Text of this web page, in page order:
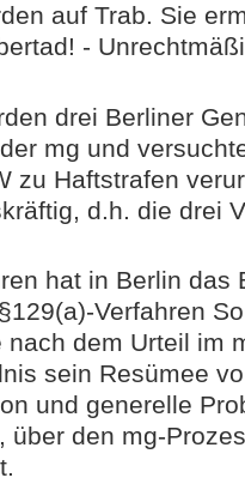
auf Trab. Sie
-
drei Berliner
mg und
zu Haftstrafen
d.h. die drei
hat in Berlin das
Verfahren
nach dem Urteil im
sein Resümee
und generelle
über den mg-